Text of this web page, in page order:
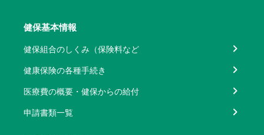
健保基本情報
健保組合のしくみ（保険料など
健康保険の各種手続き
医療費の概要・健保からの給付
申請書類一覧